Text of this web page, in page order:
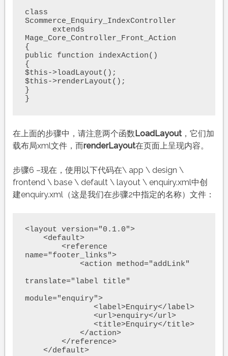
class
Scommerce_Enquiry_IndexController
Mage_Core_Controller_Front_Action
{
public function indexAction()
{
$this->loadLayout();
$this->renderLayout();
}
}
在上面的步骤中，请注意两个函数 LoadLayout，它们加
载布局xml文件，而renderLayout在页面上呈现内容。
步骤6 –现在，使用以下代码在\ app \ design \
frontend \ base \ default \ layout \ enquiry.xml中创
建enquiry.xml（这是我们在步骤2中指定的名称）文件：
<layout version="0.1.0">
name="footer_links">
translate="label title"
module="enquiry">